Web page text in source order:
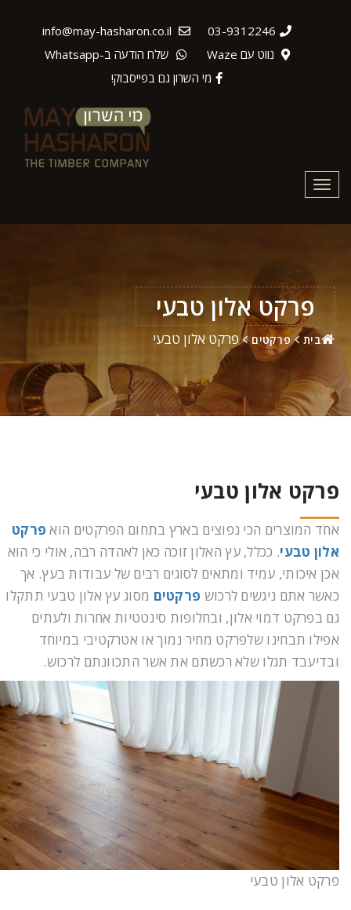
03-9312246
info@may-hasharon.co.il
נווט עם Waze
שלח הודעה ב-Whatsapp
מי השרון גם בפייסבוק!
Toggle
פרקט אלון טבעי
בית פרקטים פרקט אלון טבעי
פרקט אלון טבעי
אחד המוצרים הכי נפוצים בארץ בתחום הפרקטים הוא פרקט
אלון טבעי. ככלל, עץ האלון זוכה כאן לאהדה רבה, אולי כי הוא
אכן איכותי, עמיד ומתאים לסוגים רבים של עבודות בעץ. אך
כאשר אתם ניגשים לרכוש פרקטים מסוג עץ אלון טבעי תתקלו
גם בפרקט דמוי אלון, ובחלופות סינטטיות אחרות ולעתים
אפילו תבחינו שלפרקט מחיר נמוך או אטרקטיבי במיוחד
ובדיעבד תגלו שלא רכשתם את אשר התכוונתם לרכוש.
פרקט אלון טבעי